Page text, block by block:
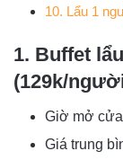
10. Lẩu 1
1. Buffet
(129k/
Giờ mở
Giá trung